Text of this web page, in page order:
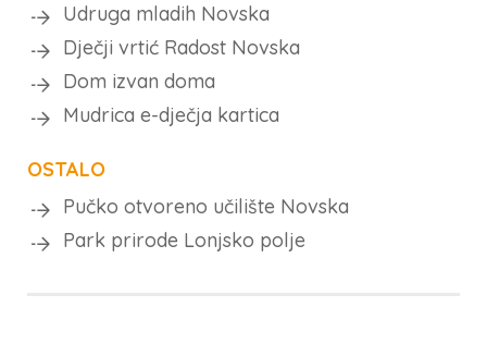
Udruga mladih Novska
Dječji vrtić Radost Novska
Dom izvan doma
Mudrica e-dječja kartica
OSTALO
Pučko otvoreno učilište Novska
Park prirode Lonjsko polje